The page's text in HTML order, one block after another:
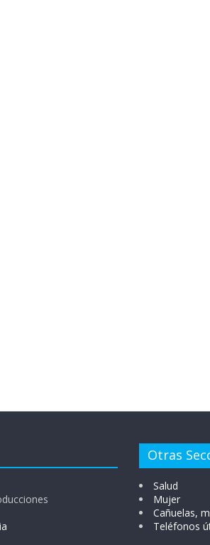
Otras
Salud
Mujer
Cañuelas,
Teléfonos